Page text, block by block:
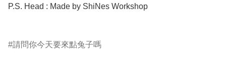
P.S. Head : Made by ShiNes Workshop
請問你今天要來點兔子嗎